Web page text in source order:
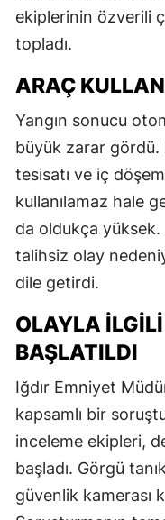
ekiplerinin özverili
topladı.
ARAÇ
Yangın sonucu
büyük zarar
tesisatı ve iç
kullanılamaz hale
da oldukça yüksek.
talihsiz olay
dile getirdi.
OLAYLA
BAŞLATILDI
Iğdır Emniyet
kapsamlı bir
inceleme ekipleri,
başladı. Görgü
güvenlik kamerası